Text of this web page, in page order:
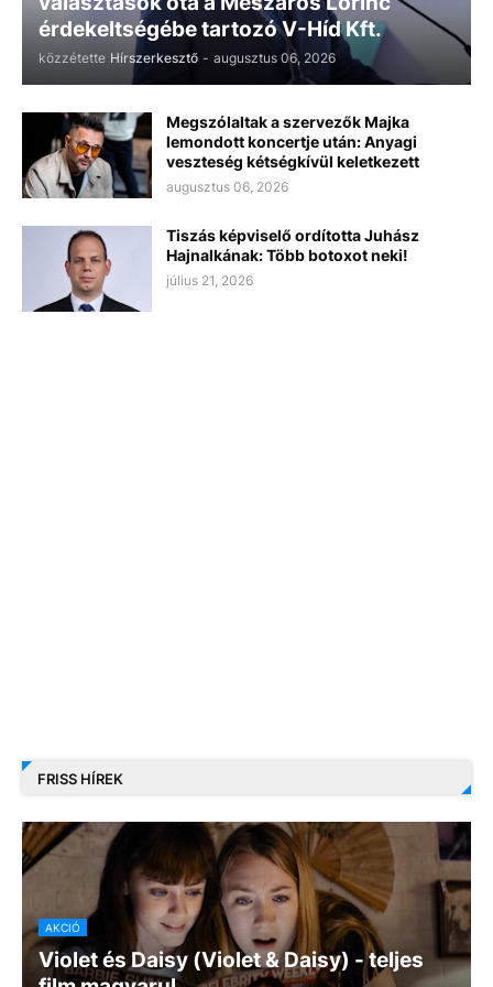
érdekeltségébe tartozó V-Híd Kft.
közzétette Hírszerkesztő - augusztus 06, 2026
Megszólaltak a szervezők Majka
lemondott koncertje után: Anyagi
veszteség kétségkívül keletkezett
augusztus 06, 2026
Tiszás képviselő ordította Juhász
Hajnalkának: Több botoxot neki!
július 21, 2026
FRISS HÍREK
AKCIÓ
Violet és Daisy (Violet & Daisy) - teljes